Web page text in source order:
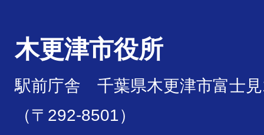
木更津市役所
駅前庁舎 千葉県木更津市富士
（〒292-8501）